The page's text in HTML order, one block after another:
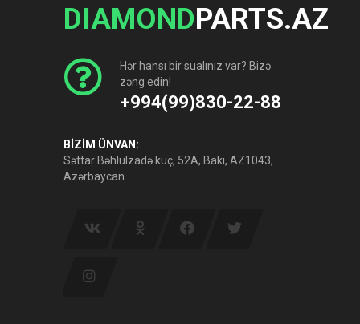
DIAMONDPARTS.AZ
Hər hansı bir sualınız var? Bizə
zəng edin!
+994(99)830-22-88
BİZİM ÜNVAN:
Səttar Bəhlulzadə küç, 52A, Bakı, AZ1043,
Azərbaycan.